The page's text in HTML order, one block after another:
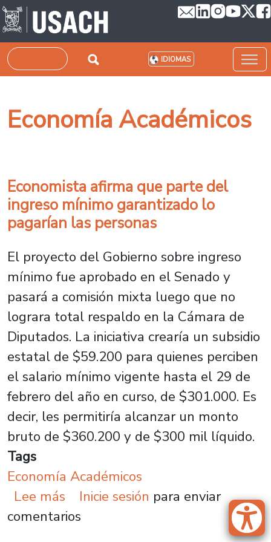
Pasar al contenido principal
Buscar IDIOMAS
Economía Académicos
Economista afirma que parte del
ingreso mínimo garantizado lo
pagarían las personas
El proyecto del Gobierno sobre ingreso
mínimo fue aprobado en el Senado y
pasará a comisión mixta luego que no
lograra total respaldo en la Cámara de
Diputados. La iniciativa crearía un subsidio
estatal de $59.200 para quienes perciben
el salario mínimo vigente hasta el 29 de
febrero del año en curso, de $301.000. Es
decir, les permitiría alcanzar un monto
bruto de $360.200 y de $300 mil líquido.
Tags
Economía Académicos
Lee más sobre Economista afirma que
Inicie sesión para enviar
comentarios